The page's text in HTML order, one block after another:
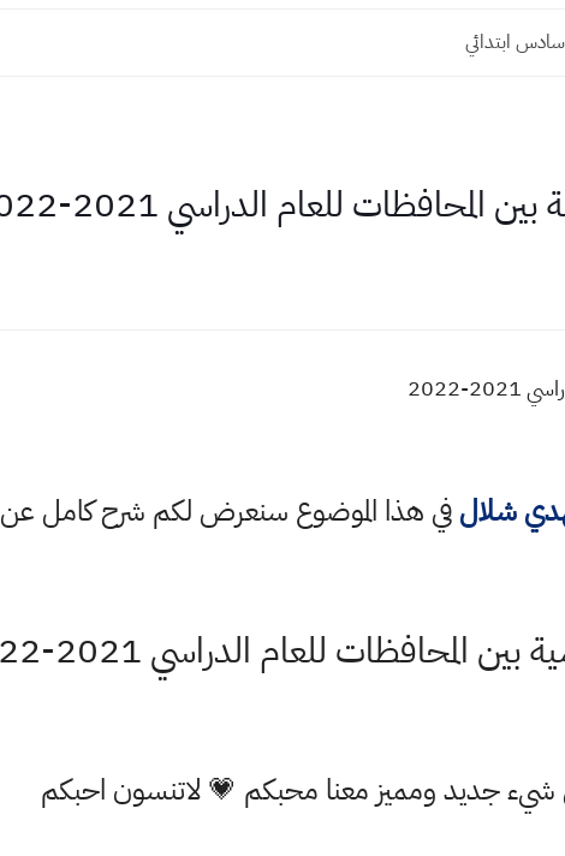
ابتدائي
للعام الدراسي 2021-2022
2022
شلالفي هذا الموضوع سنعرض لكم شرح كامل عن
للعام الدراسي 2021-2022
شيء جديد ومميز معنا محبكم 💗 لاتنسون احبكم